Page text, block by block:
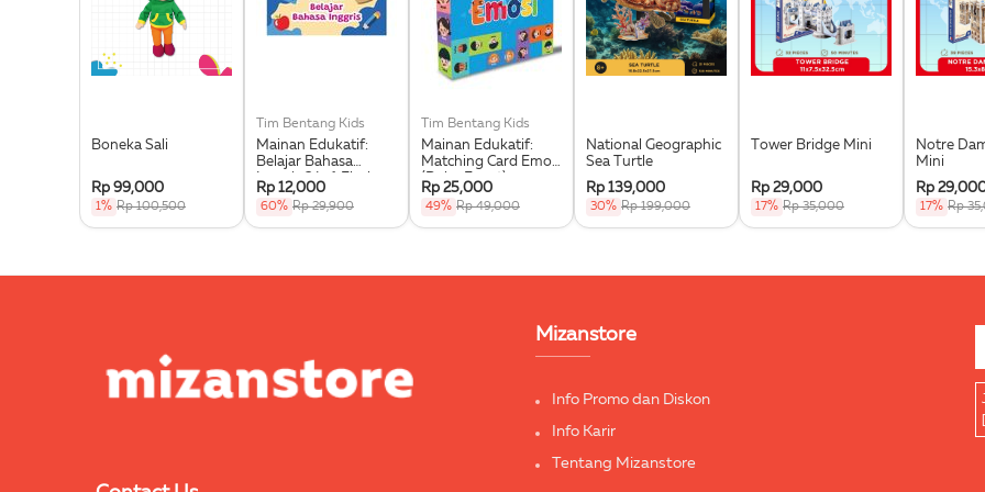
Boneka Sali
Rp 99,000
1% Rp 100,500
Tim Bentang Kids
Mainan Edukatif:
Belajar Bahasa
Inggris 2 In 1 Flash
Card Ring (Buku
Event)
Rp 12,000
60% Rp 29,900
Tim Bentang Kids
Mainan Edukatif:
Matching Card Emosi
(Buku Event)
Rp 25,000
49% Rp 49,000
National Geographic
Sea Turtle
Rp 139,000
30% Rp 199,000
Tower Bridge Mini
Rp 29,000
17% Rp 35,000
Notre
Mini
Rp
17% Rp
Mizanstore
Info Promo dan Diskon
Info Karir
Tentang Mizanstore